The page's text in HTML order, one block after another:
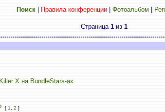
Поиск| Правила конференции| Фотоальбом
Страница 1 из 1
X на BundleStars-ах
[ 1 2 ]